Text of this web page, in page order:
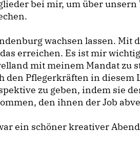
bei mir, um über unsern
wachsen lassen. Mit
erreichen. Es ist mir
mit meinem Mandat zu
den Pflegerkräften in diesem
zu geben, indem sie
den ihnen der Job
ein schöner kreativer